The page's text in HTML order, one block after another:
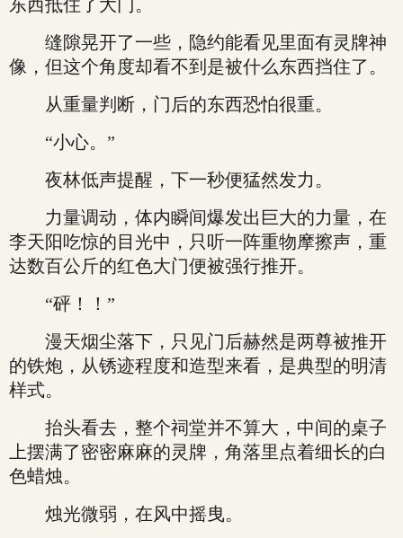
东西抵住了大门。
缝隙晃开了一些，隐约能看见里面有灵牌神
像，但这个角度却看不到是被什么东西挡住了。
从重量判断，门后的东西恐怕很重。
“小心。”
夜林低声提醒，下一秒便猛然发力。
力量调动，体内瞬间爆发出巨大的力量，在
李天阳吃惊的目光中，只听一阵重物摩擦声，重
达数百公斤的红色大门便被强行推开。
“砰！！”
漫天烟尘落下，只见门后赫然是两尊被推开
的铁炮，从锈迹程度和造型来看，是典型的明清
样式。
抬头看去，整个祠堂并不算大，中间的桌子
上摆满了密密麻麻的灵牌，角落里点着细长的白
色蜡烛。
烛光微弱，在风中摇曳。